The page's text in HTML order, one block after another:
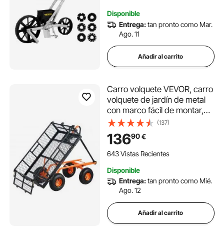
Disponible
Entrega:tan pronto como Mar.
Ago. 11
Añadir al carrito
Carro volquete VEVOR, carro
volquete de jardín de metal
con marco fácil de montar,
carro volquete con mango
convertible 2 en 1, carretilla
utilitaria de 880 libras de
capacidad, neumáticos de 10
(137)
13690€
643 Vistas Recientes
Disponible
Entrega:tan pronto como Mié.
Ago. 12
Añadir al carrito